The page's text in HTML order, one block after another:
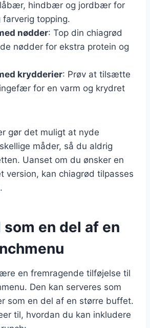
hindbær og jordbær for
farverig topping.
nødder: Top din chiagrød
nødder for ekstra protein og
krydderier: Prøv at tilsætte
for en varm og krydret
gør det muligt at nyde
måder, så du aldrig
Uanset om du ønsker en
version, kan chiagrød tilpasses
som en del af en
en fremragende tilføjelse til
Den kan serveres som
som en del af en større buffet.
til, hvordan du kan inkludere